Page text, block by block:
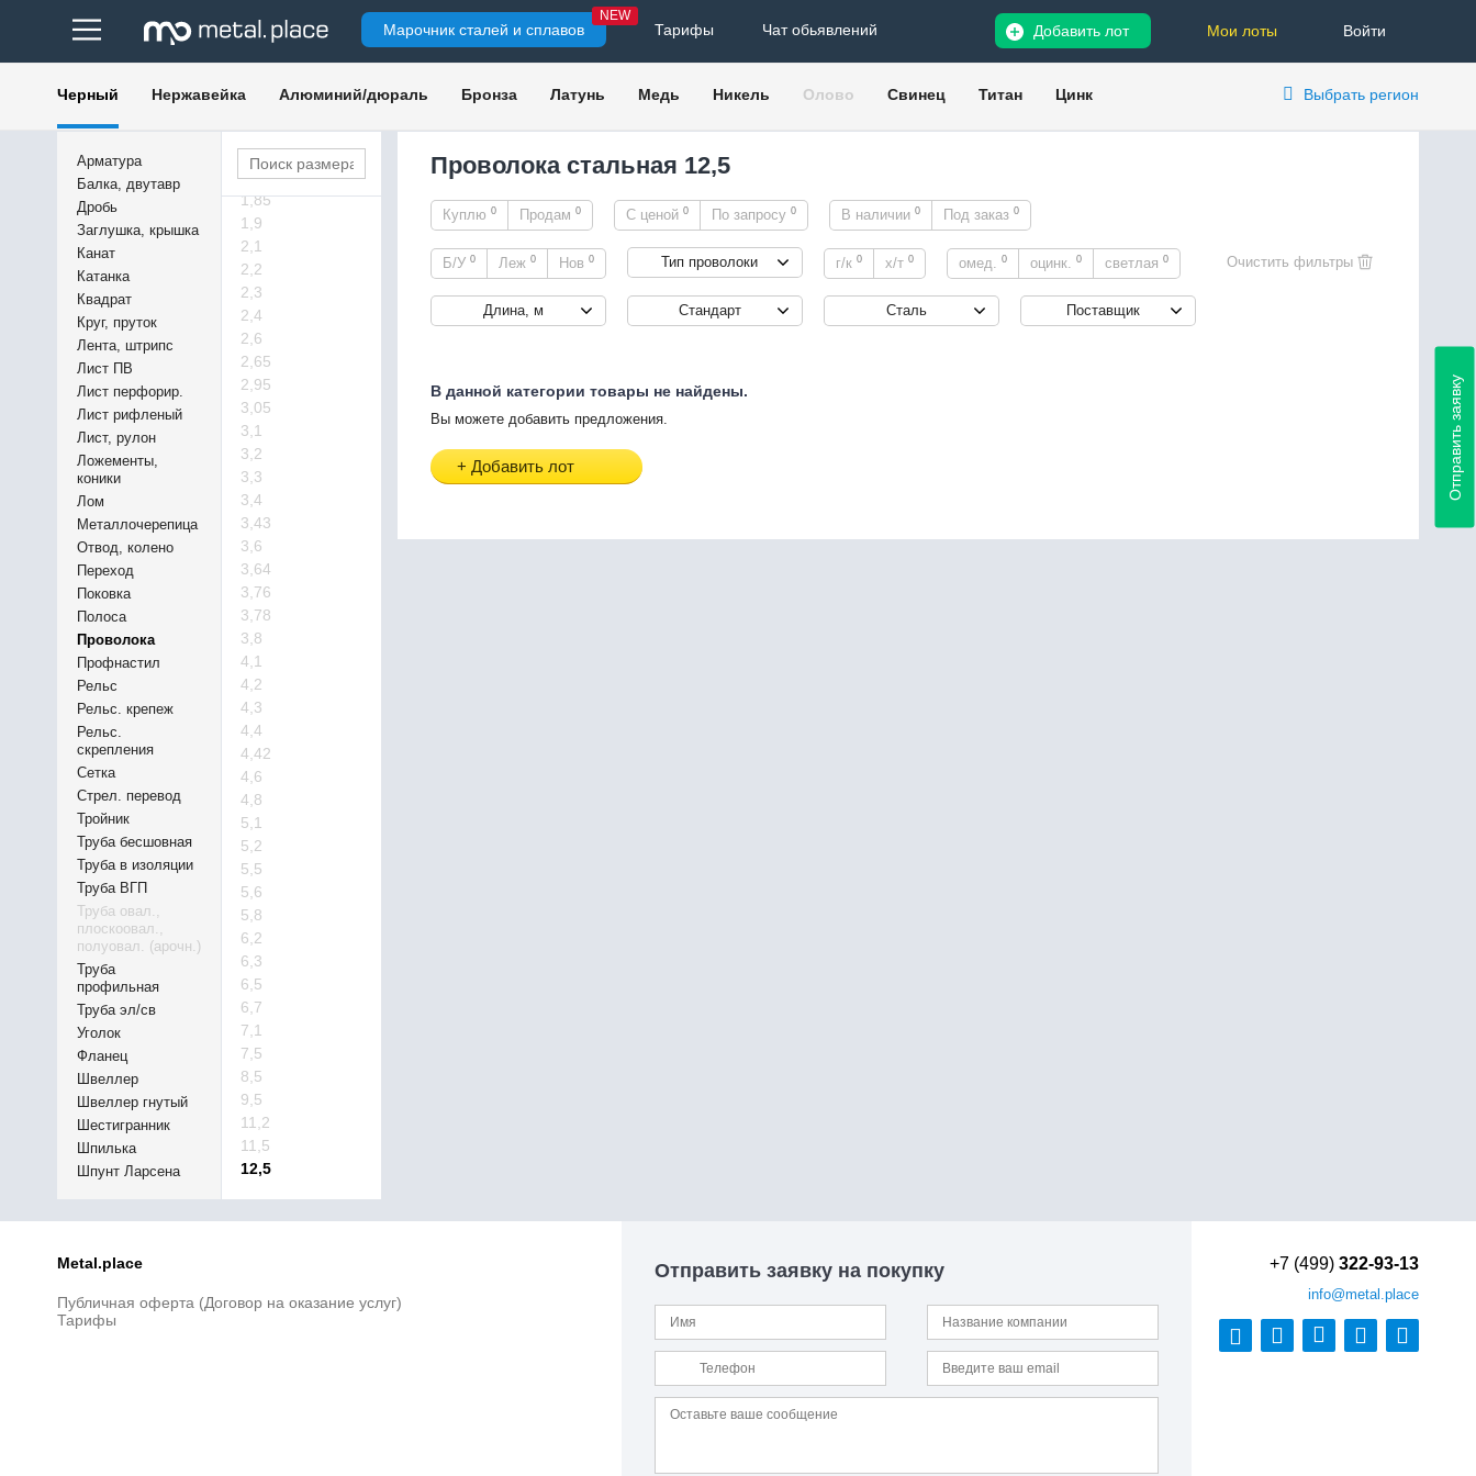
Марочник сталей и сплавов
NEW
Тарифы Чат обьявлений Войти
Мои лоты
Добавить лот
Черный Нержавейка Алюминий/дюраль Бронза Латунь Медь Никель Олово Свинец Титан Цинк Выбрать регион
Арматура
Балка, двутавр
Дробь
Заглушка, крышка
Канат
Катанка
Квадрат
Круг, пруток
Лента, штрипс
Лист ПВ
Лист перфорир.
Лист рифленый
Лист, рулон
Ложементы,
коники
Лом
Металлочерепица
Отвод, колено
Переход
Поковка
Полоса
Проволока
Профнастил
Рельс
Рельс. крепеж
Рельс.
скрепления
Сетка
Стрел. перевод
Тройник
Труба бесшовная
Труба в изоляции
Труба ВГП
Труба овал.,
плоскоовал.,
полуовал. (арочн.)
Труба
профильная
Труба эл/св
Уголок
Фланец
Швеллер
Швеллер гнутый
Шестигранник
Шпилька
Шпунт Ларсена
1,1
1,15
1,55
1,65
1,7
1,85
1,9
2,1
2,2
2,3
2,4
2,6
2,65
2,95
3,05
3,1
3,2
3,3
3,4
3,43
3,6
3,64
3,76
3,78
3,8
4,1
4,2
4,3
4,4
4,42
4,6
4,8
5,1
5,2
5,5
5,6
5,8
6,2
6,3
6,5
6,7
7,1
7,5
8,5
9,5
11,2
11,5
12,5
Проволока стальная 12,5
Куплю 0 Продам 0 С ценой 0 По запросу 0 В наличии 0 Под заказ 0
Б/У 0 Леж 0 Нов 0 Тип проволоки г/к 0 х/т 0 омед. 0 оцинк. 0 светлая 0
Длина, м Стандарт Сталь Поставщик
В данной категории товары не найдены.
Вы можете добавить предложения.
+ Добавить лот
Metal.place
Публичная оферта (Договор на оказание услуг)
Тарифы
Отправить заявку на покупку
Отправить заявку
+7 (499) 322-93-13
info@metal.place